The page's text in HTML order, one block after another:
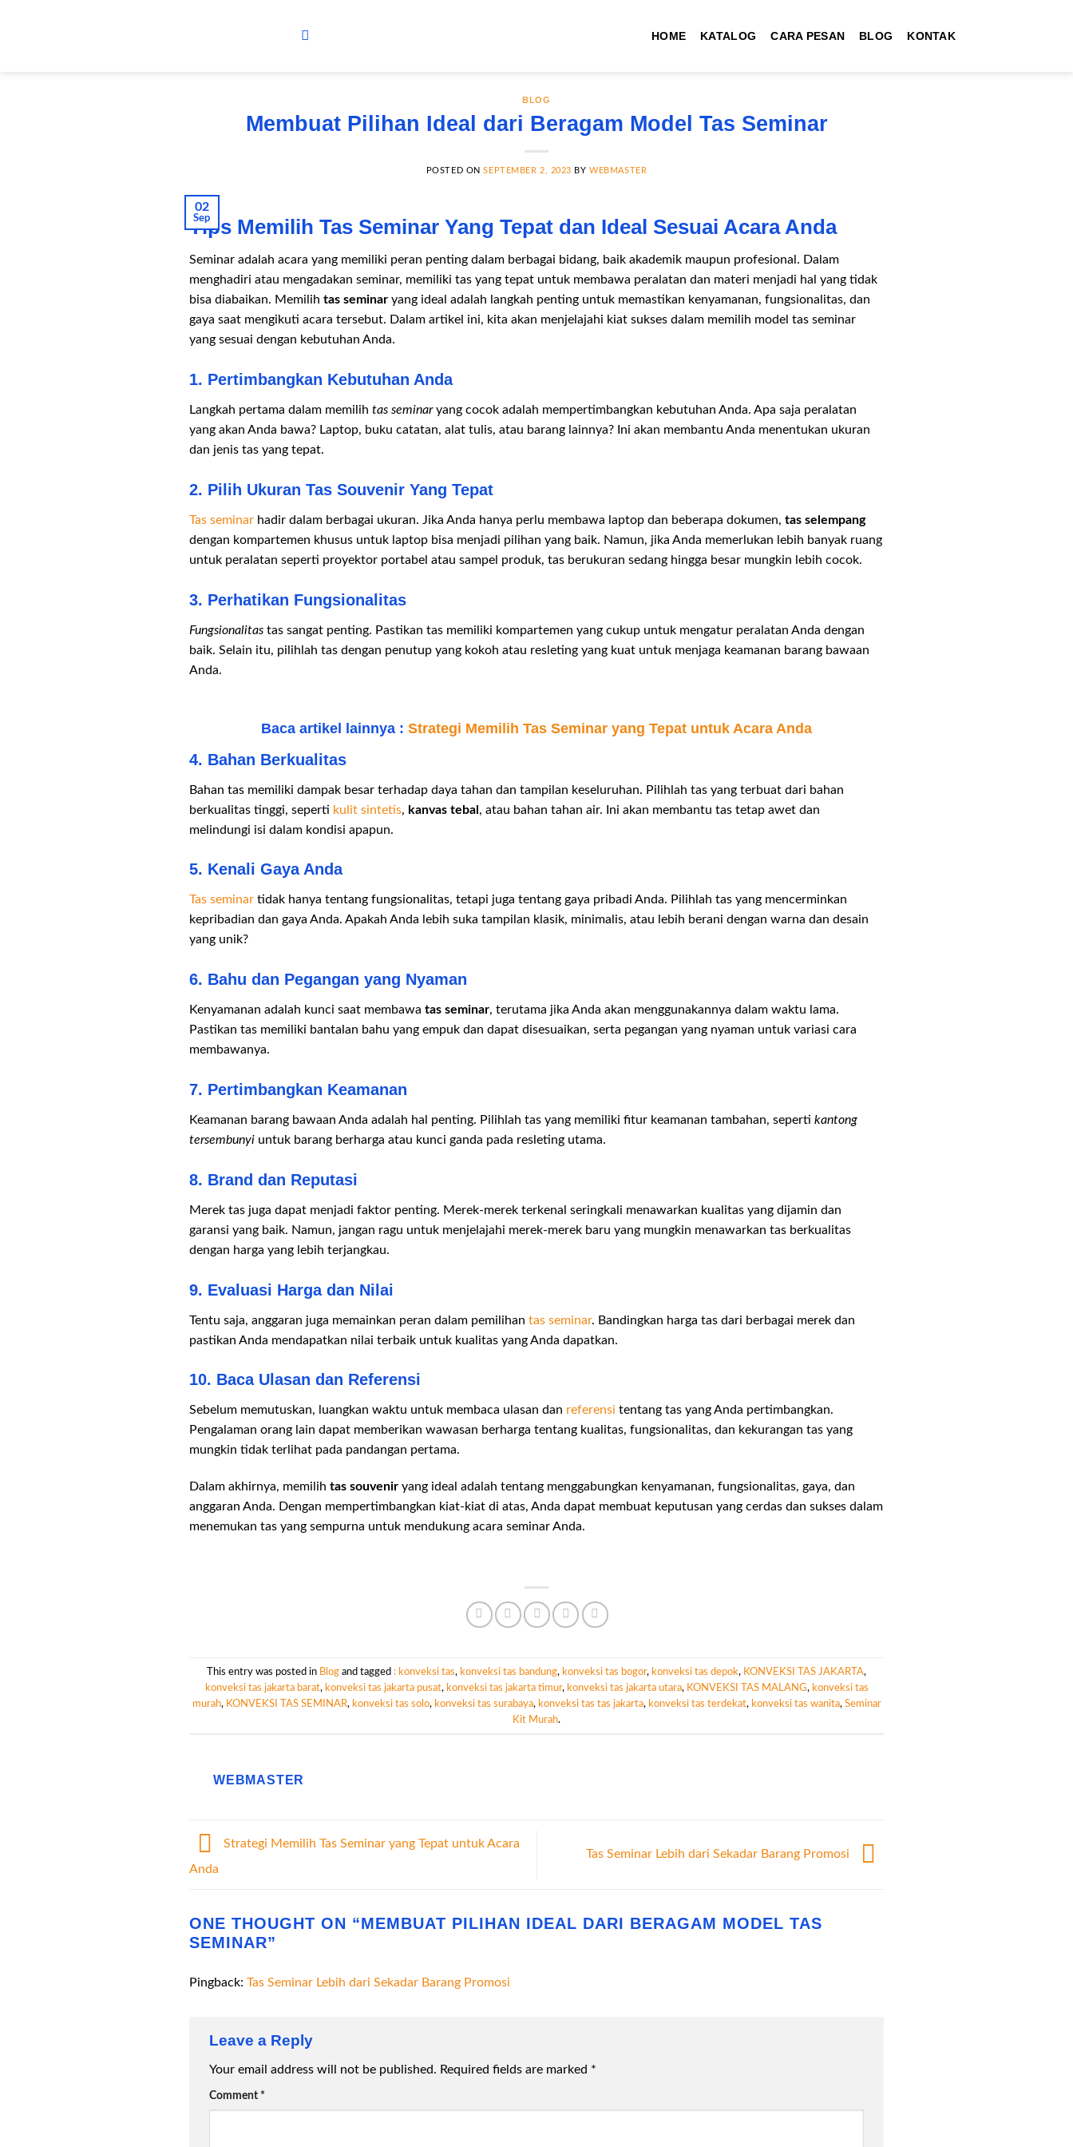
HOME KATALOG CARA PESAN BLOG KONTAK
BLOG
Membuat Pilihan Ideal dari Beragam Model Tas Seminar
POSTED ONSEPTEMBER 2, 2023 BYWEBMASTER
02
Sep
Tips Memilih Tas Seminar Yang Tepat dan Ideal Sesuai Acara Anda
Seminar adalah acara yang memiliki peran penting dalam berbagai bidang, baik akademik maupun profesional. Dalam
menghadiri atau mengadakan seminar, memiliki tas yang tepat untuk membawa peralatan dan materi menjadi hal yang tidak
bisa diabaikan. Memilih tas seminar yang ideal adalah langkah penting untuk memastikan kenyamanan, fungsionalitas, dan
gaya saat mengikuti acara tersebut. Dalam artikel ini, kita akan menjelajahi kiat sukses dalam memilih model tas seminar
yang sesuai dengan kebutuhan Anda.
1. Pertimbangkan Kebutuhan Anda
Langkah pertama dalam memilih tas seminaryang cocok adalah mempertimbangkan kebutuhan Anda. Apa saja peralatan
yang akan Anda bawa? Laptop, buku catatan, alat tulis, atau barang lainnya? Ini akan membantu Anda menentukan ukuran
dan jenis tas yang tepat.
2. Pilih Ukuran Tas Souvenir Yang Tepat
Tas seminar hadir dalam berbagai ukuran. Jika Anda hanya perlu membawa laptop dan beberapa dokumen, tas selempang
dengan kompartemen khusus untuk laptop bisa menjadi pilihan yang baik. Namun, jika Anda memerlukan lebih banyak ruang
untuk peralatan seperti proyektor portabel atau sampel produk, tas berukuran sedang hingga besar mungkin lebih cocok.
3. Perhatikan Fungsionalitas
Fungsionalitas tas sangat penting. Pastikan tas memiliki kompartemen yang cukup untuk mengatur peralatan Anda dengan
baik. Selain itu, pilihlah tas dengan penutup yang kokoh atau resleting yang kuat untuk menjaga keamanan barang bawaan
Anda.
Baca artikel lainnya : Strategi Memilih Tas Seminar yang Tepat untuk Acara Anda
4. Bahan Berkualitas
Bahan tas memiliki dampak besar terhadap daya tahan dan tampilan keseluruhan. Pilihlah tas yang terbuat dari bahan
berkualitas tinggi, seperti kulit sintetis, kanvas tebal, atau bahan tahan air. Ini akan membantu tas tetap awet dan
melindungi isi dalam kondisi apapun.
5. Kenali Gaya Anda
Tas seminar tidak hanya tentang fungsionalitas, tetapi juga tentang gaya pribadi Anda. Pilihlah tas yang mencerminkan
kepribadian dan gaya Anda. Apakah Anda lebih suka tampilan klasik, minimalis, atau lebih berani dengan warna dan desain
yang unik?
6. Bahu dan Pegangan yang Nyaman
Kenyamanan adalah kunci saat membawa tas seminar, terutama jika Anda akan menggunakannya dalam waktu lama.
Pastikan tas memiliki bantalan bahu yang empuk dan dapat disesuaikan, serta pegangan yang nyaman untuk variasi cara
membawanya.
7. Pertimbangkan Keamanan
Keamanan barang bawaan Anda adalah hal penting. Pilihlah tas yang memiliki fitur keamanan tambahan, seperti kantong
tersembunyi untuk barang berharga atau kunci ganda pada resleting utama.
8. Brand dan Reputasi
Merek tas juga dapat menjadi faktor penting. Merek-merek terkenal seringkali menawarkan kualitas yang dijamin dan
garansi yang baik. Namun, jangan ragu untuk menjelajahi merek-merek baru yang mungkin menawarkan tas berkualitas
dengan harga yang lebih terjangkau.
9. Evaluasi Harga dan Nilai
Tentu saja, anggaran juga memainkan peran dalam pemilihan tas seminar. Bandingkan harga tas dari berbagai merek dan
pastikan Anda mendapatkan nilai terbaik untuk kualitas yang Anda dapatkan.
10. Baca Ulasan dan Referensi
Sebelum memutuskan, luangkan waktu untuk membaca ulasan dan referensi tentang tas yang Anda pertimbangkan.
Pengalaman orang lain dapat memberikan wawasan berharga tentang kualitas, fungsionalitas, dan kekurangan tas yang
mungkin tidak terlihat pada pandangan pertama.
Dalam akhirnya, memilih tas souvenir yang ideal adalah tentang menggabungkan kenyamanan, fungsionalitas, gaya, dan
anggaran Anda. Dengan mempertimbangkan kiat-kiat di atas, Anda dapat membuat keputusan yang cerdas dan sukses dalam
menemukan tas yang sempurna untuk mendukung acara seminar Anda.
This entry was posted in Blog and tagged : konveksi tas, konveksi tas bandung, konveksi tas bogor, konveksi tas depok, KONVEKSI TAS JAKARTA,
konveksi tas jakarta barat, konveksi tas jakarta pusat, konveksi tas jakarta timur, konveksi tas jakarta utara, KONVEKSI TAS MALANG, konveksi tas
murah, KONVEKSI TAS SEMINAR, konveksi tas solo, konveksi tas surabaya, konveksi tas tas jakarta, konveksi tas terdekat, konveksi tas wanita, Seminar
Kit Murah.
WEBMASTER
Strategi Memilih Tas Seminar yang Tepat untuk Acara
Anda
Tas Seminar Lebih dari Sekadar Barang Promosi
ONE THOUGHT ON “MEMBUAT PILIHAN IDEAL DARI BERAGAM MODEL TAS
SEMINAR”
Pingback: Tas Seminar Lebih dari Sekadar Barang Promosi
Leave a Reply
Your email address will not be published. Required fields are marked *
Comment *